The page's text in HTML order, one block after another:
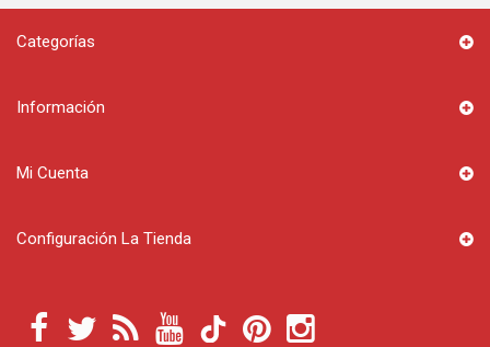
Categorías
Información
Mi Cuenta
Configuración La Tienda